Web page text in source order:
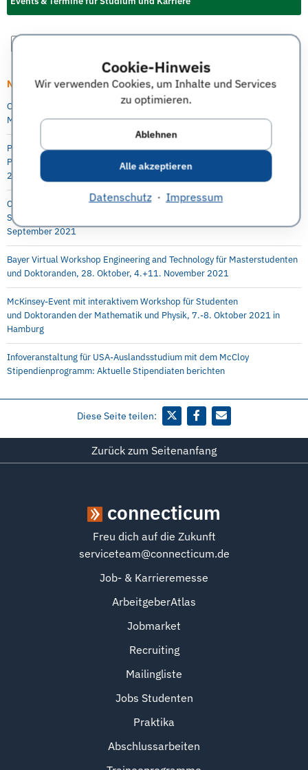
Cookie-Hinweis
Wir verwenden Cookies, um Inhalte und Services
zu optimieren.
Ablehnen
Alle akzeptieren
Datenschutz· Impressum
Neueste Artikel
Online Info-Session: Digitale Transformation als berufsintegrierter
Masterstudiengang an der Berlin Professional School (HWR Berlin)
P&G Future Female Leaders Event für Studentinnen und Absolventinnen –
Praktika, Abschlussarbeit und Direkteinstieg möglich, 5.-6. Oktober
2021, online
Capgemini Invent: Virtueller Karriere Workshop in Digital Engineering für
Studenten, Absolventen, Doktoranden, Young Professionals 29.
September 2021
Bayer Virtual Workshop Engineering and Technology für Masterstudenten
und Doktoranden, 28. Oktober, 4.+11. November 2021
McKinsey-Event mit interaktivem Workshop für Studenten
und Doktoranden der Mathematik und Physik, 7.-8. Oktober 2021 in
Hamburg
Infoveranstaltung für USA-Auslandsstudium mit dem McCloy
Stipendienprogramm: Aktuelle Stipendiaten berichten
Diese Seite teilen:
Zurück zum Seitenanfang
connecticum
Freu dich auf die Zukunft
serviceteam@connecticum.de
Job- & Karrieremesse
ArbeitgeberAtlas
Jobmarket
Recruiting
Mailingliste
Jobs Studenten
Praktika
Abschlussarbeiten